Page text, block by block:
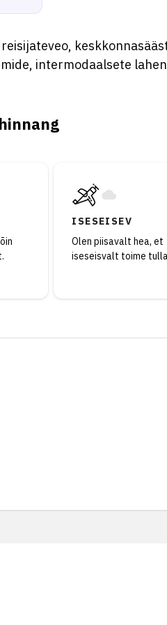
intermodaalsete
ISESEISEV
Olen piisavalt hea, et
iseseisvalt toime